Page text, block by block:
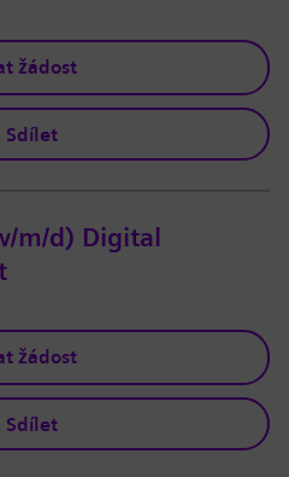
žádost
Sdílet
m/d) Digital
žádost
Sdílet